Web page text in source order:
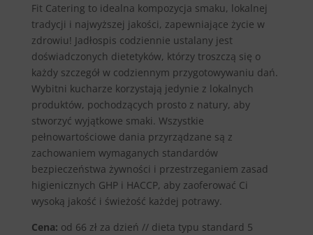
Fit Catering to idealna kompozycja smaku, lokalnej
tradycji i najwyższej jakości, zapewniające życie w
zdrowiu! Jadłospis codziennie ustalany jest
doświadczonych dietetyków, którzy troszczą się o
każdy szczegół w codziennym przygotowywaniu dań.
Wybitni kucharze korzystają jedynie z lokalnych
produktów, pochodzących prosto z natury, aby
stworzyć wyjątkowe smaki. Wszystkie
pełnowartościowe dania przyrządzane są z
zachowaniem wymaganych standardów
bezpieczeństwa żywności i przestrzeganiem zasad
higienicznych GHP i HACCP, aby zaoferować Ci
wysoką jakość i świeżość każdej potrawy.
Cena: od 66 zł za dzień // dieta typu standard 5